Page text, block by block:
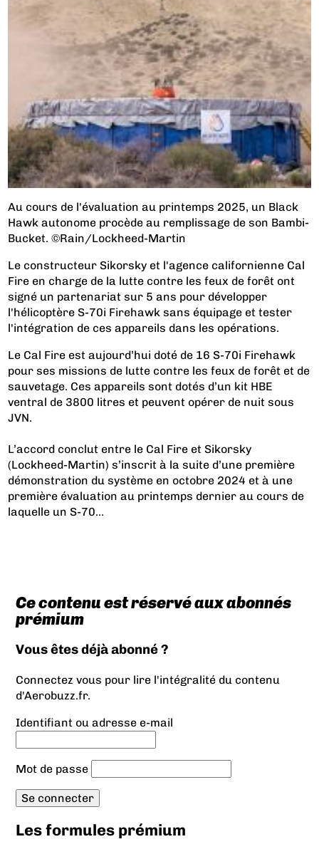
Au cours de l'évaluation au printemps 2025, un Black
Hawk autonome procède au remplissage de son Bambi-
Bucket. ©Rain/Lockheed-Martin
Le constructeur Sikorsky et l'agence californienne Cal
Fire en charge de la lutte contre les feux de forêt ont
signé un partenariat sur 5 ans pour développer
l'hélicoptère S-70i Firehawk sans équipage et tester
l'intégration de ces appareils dans les opérations.
Le Cal Fire est aujourd’hui doté de 16 S-70i Firehawk
pour ses missions de lutte contre les feux de forêt et de
sauvetage. Ces appareils sont dotés d’un kit HBE
ventral de 3800 litres et peuvent opérer de nuit sous
JVN.
L’accord conclut entre le Cal Fire et Sikorsky
(Lockheed-Martin) s’inscrit à la suite d’une première
démonstration du système en octobre 2024 et à une
première évaluation au printemps dernier au cours de
laquelle un S-70...
Ce contenu est réservé aux abonnés
prémium
Vous êtes déjà abonné ?
Connectez vous pour lire l'intégralité du contenu
d'Aerobuzz.fr.
Identifiant ou adresse e-mail
Mot de passe
Les formules prémium